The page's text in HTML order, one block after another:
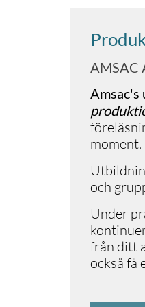
AMSAC
Amsac's
moment.
och
Under
från ditt
också få